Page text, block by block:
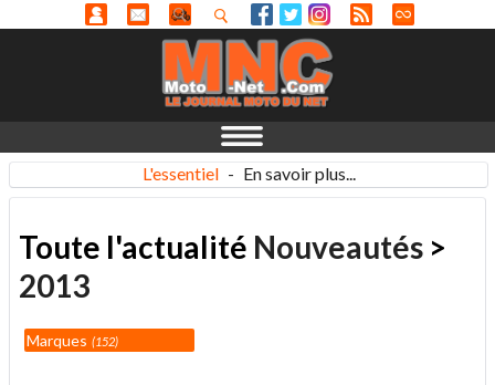
L'essentiel - En savoir plus...
Toute l'actualité Nouveautés >
2013
Marques 152